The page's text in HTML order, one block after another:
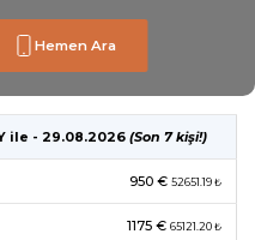
Hemen Ara
ile - 29.08.2026 (Son 7 kişi!)
950 € 52651.19 ₺
1175 € 65121.20 ₺